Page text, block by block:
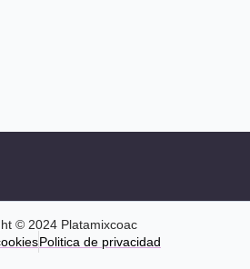
© 2024 Platamixcoac
Politica de privacidad